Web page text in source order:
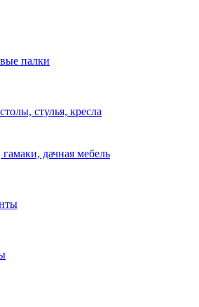
палки
стулья, кресла
дачная мебель